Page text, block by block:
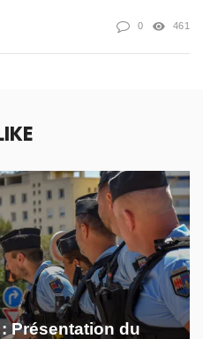
0 461
Présentation du